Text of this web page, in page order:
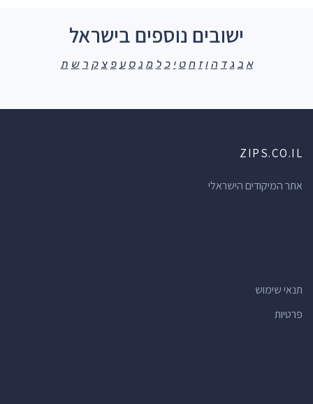
ישובים נוספים בישראל
א ב ג ד ה ו ז ח ט י כ ל מ נ ס ע פ צ ק ר ש ת
ZIPS.CO.IL
אתר המיקודים הישראלי
תנאי שימוש
פרטיות